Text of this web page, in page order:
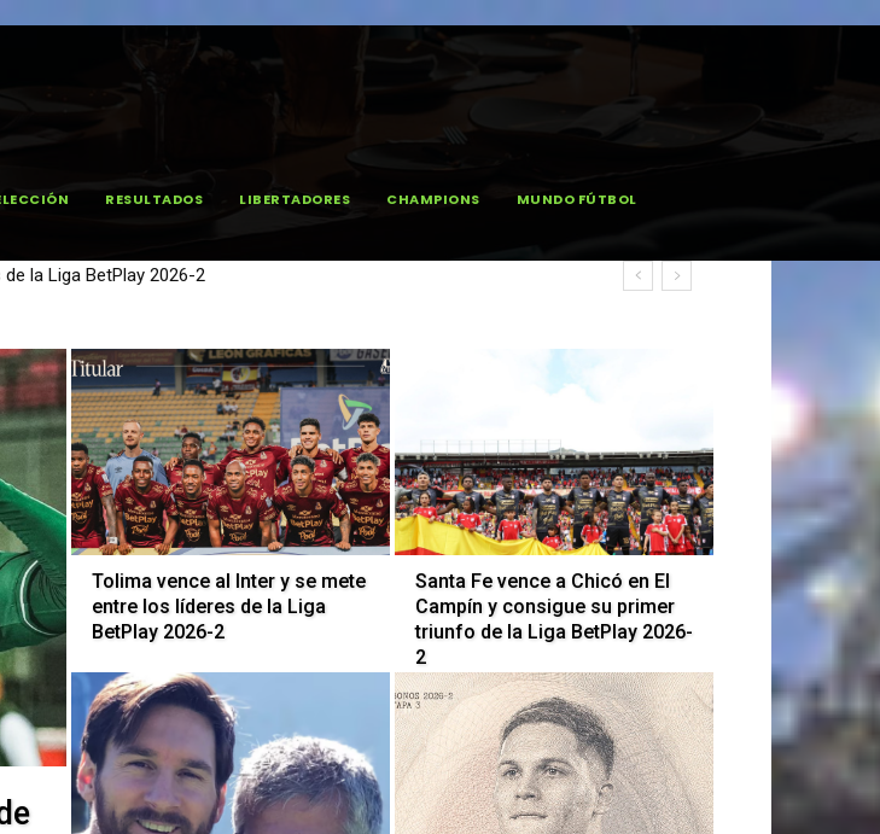
RESULTADOS LIBERTADORES CHAMPIONS MUNDO FÚTBOL
primer triunfo de la Liga BetPlay 2026-2
Tolima vence al Inter y se mete
entre los líderes de la Liga
BetPlay 2026-2
Santa Fe vence a Chicó en El
Campín y consigue su primer
triunfo de la Liga BetPlay 2026-
2